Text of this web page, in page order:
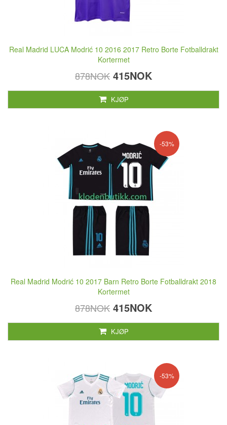
Real Madrid LUCA Modrić 10 2016 2017 Retro Borte Fotballdrakt
Kortermet
878NOK 415NOK
KJØP
-53%
Real Madrid Modrić 10 2017 Barn Retro Borte Fotballdrakt 2018
Kortermet
878NOK 415NOK
KJØP
-53%